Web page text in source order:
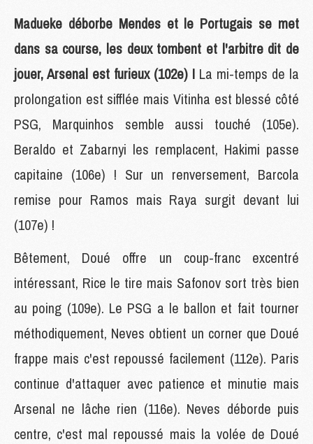
Madueke déborbe Mendes et le Portugais se met
dans sa course, les deux tombent et l'arbitre dit de
jouer, Arsenal est furieux (102e) ! La mi-temps de la
prolongation est sifflée mais Vitinha est blessé côté
PSG, Marquinhos semble aussi touché (105e).
Beraldo et Zabarnyi les remplacent, Hakimi passe
capitaine (106e) ! Sur un renversement, Barcola
remise pour Ramos mais Raya surgit devant lui
(107e) !
Bêtement, Doué offre un coup-franc excentré
intéressant, Rice le tire mais Safonov sort très bien
au poing (109e). Le PSG a le ballon et fait tourner
méthodiquement, Neves obtient un corner que Doué
frappe mais c'est repoussé facilement (112e). Paris
continue d'attaquer avec patience et minutie mais
Arsenal ne lâche rien (116e). Neves déborde puis
centre, c'est mal repoussé mais la volée de Doué